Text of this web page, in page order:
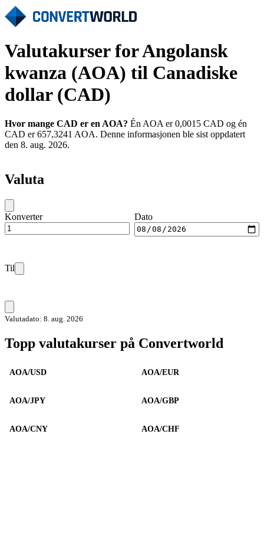
Valutakurser for Angolansk
kwanza (AOA) til Canadiske
dollar (CAD)
Hvor mange CAD er en AOA? Én AOA er 0,0015 CAD og én
CAD er 657,3241 AOA. Denne informasjonen ble sist oppdatert
den 8. aug. 2026.
Valuta
Konverter Dato
Til
Valutadato: 8. aug. 2026
Topp valutakurser på Convertworld
AOA/USD AOA/EUR
AOA/JPY AOA/GBP
AOA/CNY AOA/CHF